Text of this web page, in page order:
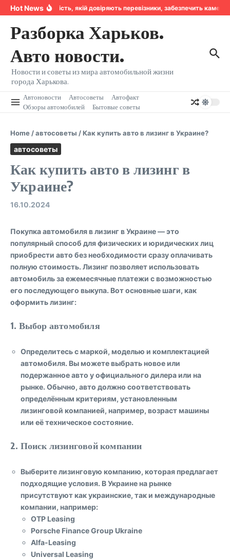
Перейти к содержанию
Hot NewsНадійність, якій довіряють перевізники, забезпечить
Разборка Харьков.
Авто новости.
Новости и советы из мира автомобильной жизни
города Харькова.
Автоновости Автосоветы
Автофакт
Обзоры автомобилей
Бытовые советы
Home /автосоветы /Как купить авто в лизинг в Украине?
автосоветы
Как купить авто в лизинг в
Украине?
16.10.2024
Покупка автомобиля в лизинг в Украине — это
популярный способ для физических и юридических лиц
приобрести авто без необходимости сразу оплачивать
полную стоимость. Лизинг позволяет использовать
автомобиль за ежемесячные платежи с возможностью
его последующего выкупа. Вот основные шаги, как
оформить лизинг:
1. Выбор автомобиля
Определитесь с маркой, моделью и комплектацией
автомобиля. Вы можете выбрать новое или
подержанное авто у официального дилера или на
рынке. Обычно, авто должно соответствовать
определённым критериям, установленным
лизинговой компанией, например, возраст машины
или её техническое состояние.
2. Поиск лизинговой компании
Выберите лизинговую компанию, которая предлагает
подходящие условия. В Украине на рынке
присутствуют как украинские, так и международные
компании, например:
OTP Leasing
Porsche Finance Group Ukraine
Alfa-Leasing
Universal Leasing